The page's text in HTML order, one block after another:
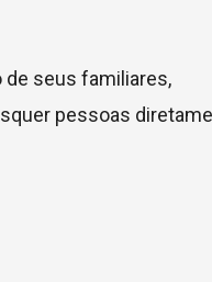
de seus familiares,
pessoas